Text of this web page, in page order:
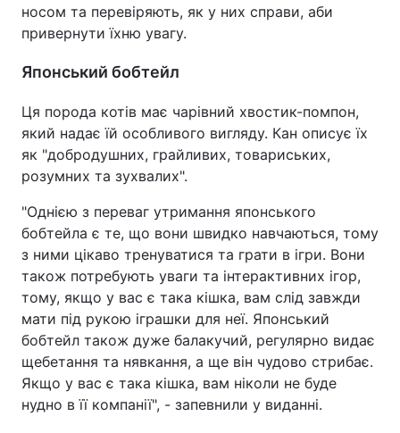
носом та перевіряють, як у них справи, аби
привернути їхню увагу.
Японський бобтейл
Ця порода котів має чарівний хвостик-помпон,
який надає їй особливого вигляду. Кан описує їх
як "добродушних, грайливих, товариських,
розумних та зухвалих".
"Однією з переваг утримання японського
бобтейла є те, що вони швидко навчаються, тому
з ними цікаво тренуватися та грати в ігри. Вони
також потребують уваги та інтерактивних ігор,
тому, якщо у вас є така кішка, вам слід завжди
мати під рукою іграшки для неї. Японський
бобтейл також дуже балакучий, регулярно видає
щебетання та нявкання, а ще він чудово стрибає.
Якщо у вас є така кішка, вам ніколи не буде
нудно в її компанії", - запевнили у виданні.